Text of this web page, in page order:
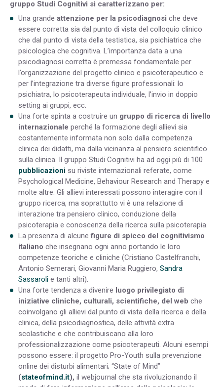
gruppo Studi Cognitivi si caratterizzano per:
Una grande attenzione per la psicodiagnosi che deve
essere corretta sia dal punto di vista del colloquio clinico
che dal punto di vista della testistica, sia psichiatrica che
psicologica che cognitiva. L’importanza data a una
psicodiagnosi corretta è premessa fondamentale per
l’organizzazione del progetto clinico e psicoterapeutico e
per l’integrazione tra diverse figure professionali: lo
psichiatra, lo psicoterapeuta individuale, l’invio in doppio
setting ai gruppi, ecc.
Una forte spinta a costruire un gruppo di ricerca di livello
internazionale perché la formazione degli allievi sia
costantemente informata non solo dalla competenza
clinica dei didatti, ma dalla vicinanza al pensiero scientifico
sulla clinica. Il gruppo Studi Cognitivi ha ad oggi più di 100
pubblicazioni su riviste internazionali referate, come
Psychological Medicine, Behaviour Research and Therapy e
molte altre. Gli allievi interessati possono interagire con il
gruppo ricerca, ma soprattutto vi è una relazione di
interazione tra pensiero clinico, conduzione della
psicoterapia e conoscenza della ricerca sulla psicoterapia.
La presenza di alcunefigure di spicco del cognitivismo
italiano che insegnano ogni anno portando le loro
competenze teoriche e cliniche (Cristiano Castelfranchi,
Antonio Semerari, Giovanni Maria Ruggiero, Sandra
Sassaroli e tanti altri).
Una forte tendenza a divenire luogo privilegiato di
iniziative cliniche, culturali, scientifiche, del web che
coinvolgano gli allievi dal punto di vista della ricerca e della
clinica, della psicodiagnostica, delle attività extra
scolastiche e che contribuiscano alla loro
professionalizzazione come psicoterapeuti. Alcuni esempi
possono essere: il progetto Pro-Youth sulla prevenzione
online dei disturbi alimentari; “State of Mind”
(stateofmind.it), il webjournal che sta rivoluzionando il